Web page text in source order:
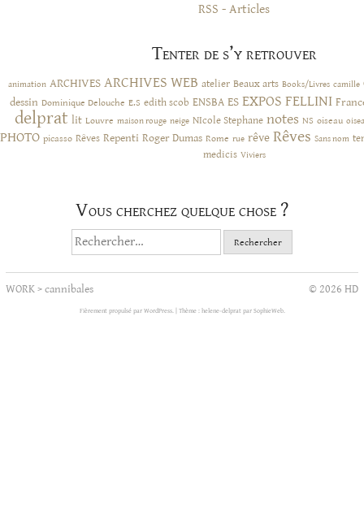
RSS - Articles
Tenter de s’y retrouver
animation ARCHIVES ARCHIVES WEB atelier Beaux arts Books/Livres camille
dessin Dominique Delouche E.S edith scob ENSBA ES EXPOS FELLINI
delprat lit Louvre maison rouge neige NIcole Stephane notes NS oiseau
PHOTO picasso Rêves Repenti Roger Dumas Rome rue rêve Rêves Sans nom
medicis Viviers
Vous cherchez quelque chose ?
Rechercher :
WORK>cannibales © 2026 HD
Fièrement propulsé par WordPress. Thème : helene-delprat par SophieWeb.